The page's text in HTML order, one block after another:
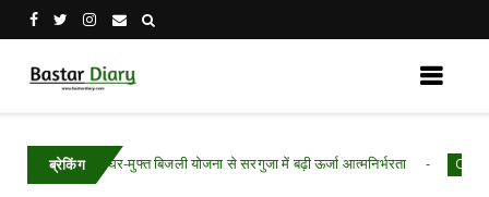
ब्रेकिंग
सूर्य घर-मुफ्त बिजली योजना से सरगुजा में बढ़ी ऊर्जा आत्मनिर्भरता Chhattisgarh